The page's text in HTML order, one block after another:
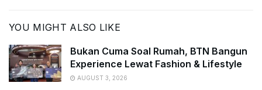
YOU MIGHT ALSO LIKE
Bukan Cuma Soal Rumah, BTN Bangun
Experience Lewat Fashion & Lifestyle
AUGUST 3, 2026